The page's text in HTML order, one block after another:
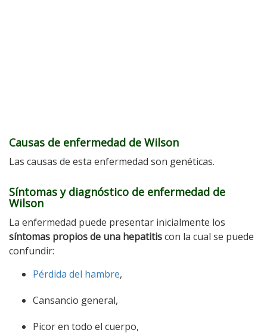
Causas de enfermedad de Wilson
Las causas de esta enfermedad son genéticas.
Síntomas y diagnóstico de enfermedad de
Wilson
La enfermedad puede presentar inicialmente los
síntomas propios de una hepatitiscon la cual se puede
confundir:
Pérdida del hambre,
Cansancio general,
Picor en todo el cuerpo,